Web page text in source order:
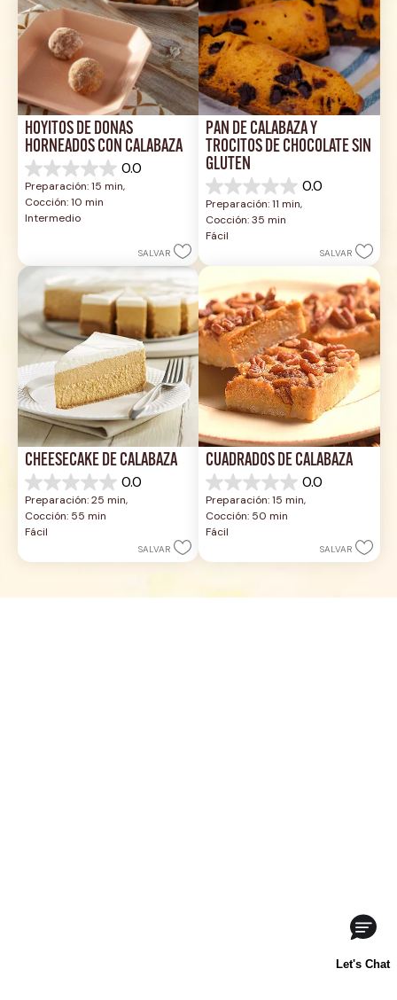
HOYITOS DE DONAS
HORNEADOS CON CALABAZA
0.0
0.0
de
5
estrellas.
Preparación: 15 min,
Cocción: 10 min
Intermedio
SALVAR
PAN DE CALABAZA Y
TROCITOS DE CHOCOLATE SIN
GLUTEN
0.0
0.0
de
5
estrellas.
Preparación: 11 min,
Cocción: 35 min
Fácil
SALVAR
CHEESECAKE DE CALABAZA
0.0
0.0
de
5
estrellas.
Preparación: 25 min,
Cocción: 55 min
Fácil
SALVAR
CUADRADOS DE CALABAZA
0.0
0.0
de
5
estrellas.
Preparación: 15 min,
Cocción: 50 min
Fácil
SALVAR